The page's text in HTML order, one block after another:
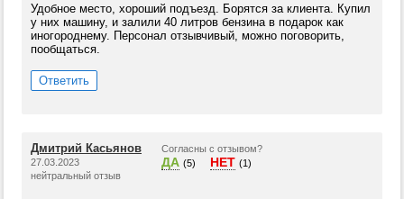
Удобное место, хороший подъезд. Борятся за клиента. Купил
у них машину, и залили 40 литров бензина в подарок как
иногороднему. Персонал отзывчивый, можно поговорить,
пообщаться.
Ответить
Дмитрий Касьянов
27.03.2023
нейтральный отзыв
Согласны с отзывом?
ДА (5) НЕТ (1)